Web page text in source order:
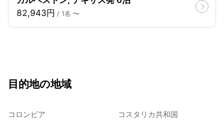
82,943円 / 1名 〜
目的地の地域
コロンビア コスタリカ共和国